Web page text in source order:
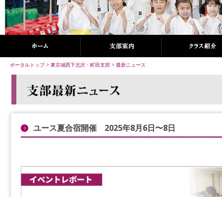
ポータルトップ> 東京城西下北沢・町田支部 > 最新ニュース
ユース夏合宿開催 2025年8月6日〜8日